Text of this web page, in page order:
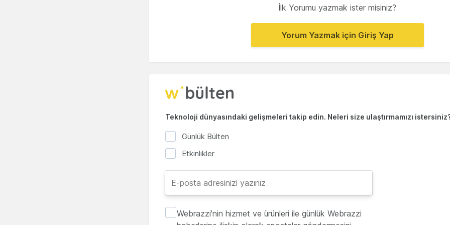
İlk Yorumu yazmak ister misiniz?
Yorum Yazmak için Giriş Yap
Teknoloji dünyasındaki gelişmeleri takip edin. Neleri size ulaştırmamızı
Günlük Bülten
Etkinlikler
Webrazzi'nin hizmet ve ürünleri ile günlük Webrazzi